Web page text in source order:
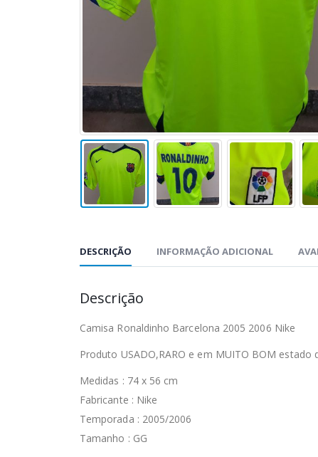
DESCRIÇÃO INFORMAÇÃO ADICIONAL
Descrição
Camisa Ronaldinho Barcelona 2005 2006 Nike
Produto USADO,RARO e em MUITO BOM
Medidas : 74 x 56 cm
Fabricante : Nike
Temporada : 2005/2006
Tamanho : GG